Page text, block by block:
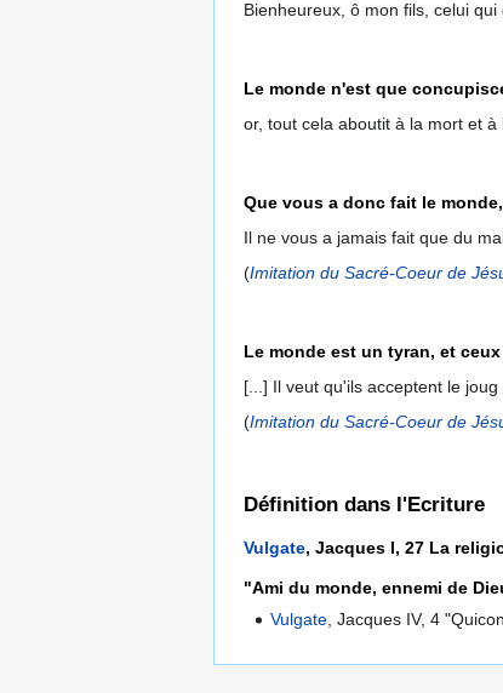
Bienheureux, ô mon fils, celui
Le monde n'est que
or, tout cela aboutit à la mort et à
Que vous a donc fait le
Il ne vous a jamais fait que du
(Imitation du Sacré-Coeur de
Le monde est un tyran, et
[...] Il veut qu'ils acceptent le
(Imitation du Sacré-Coeur de
Définition dans l'Ecriture
Vulgate, Jacques I, 27 La
"Ami du monde, ennemi de
Vulgate, Jacques IV, 4